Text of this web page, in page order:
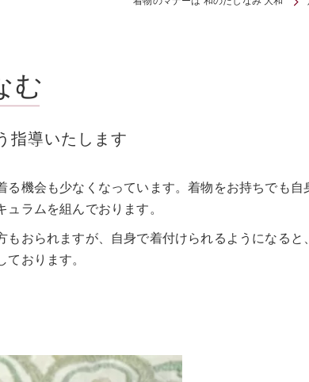
指導いたします
む
機会も少なくなっています。着物をお持ちでも自
ラムを組んでおります。
おられますが、自身で着付けられるようになると
おります。